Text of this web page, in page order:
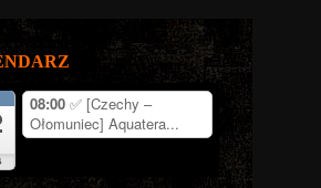
08:00 ✅ [Czechy –
Ołomuniec] Aquatera...